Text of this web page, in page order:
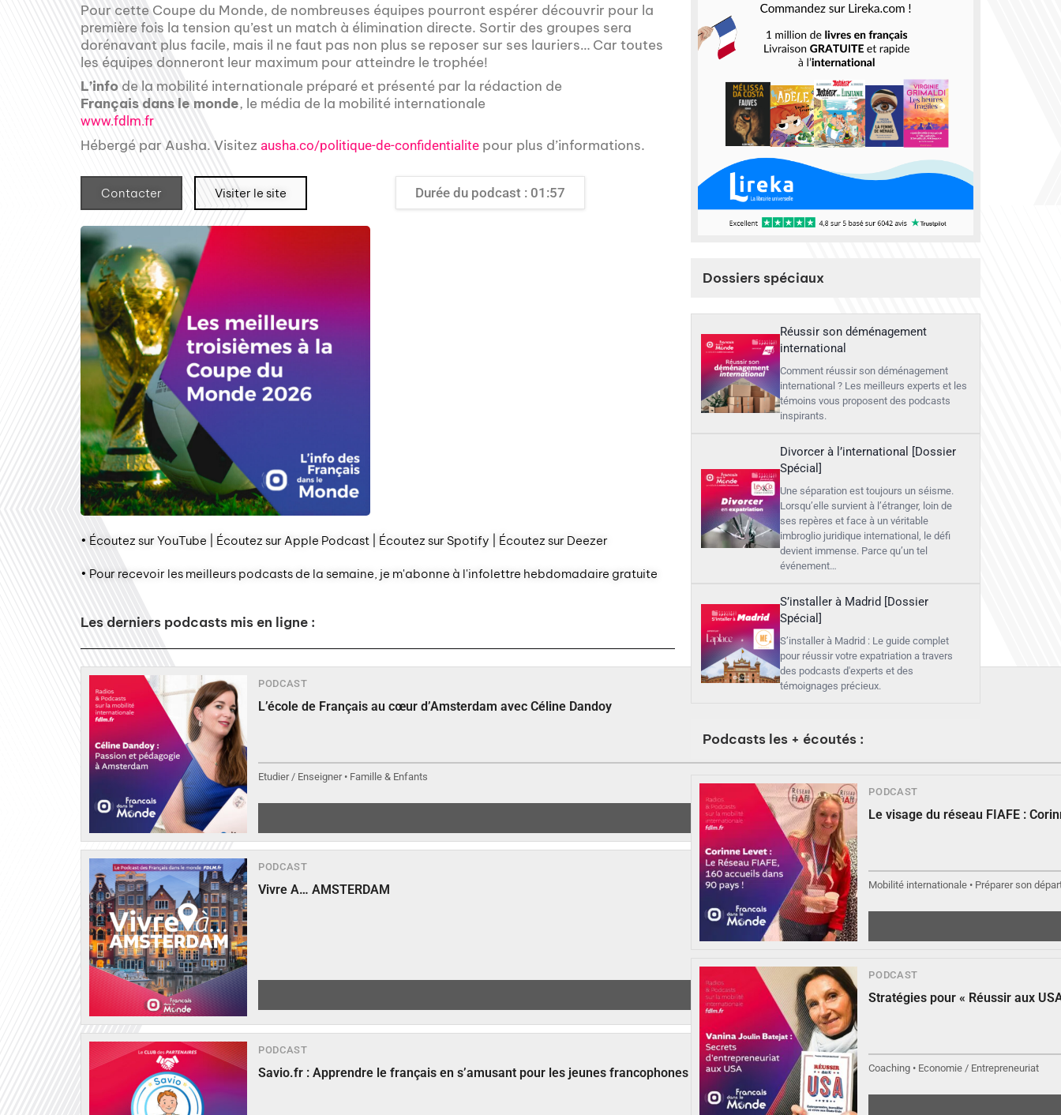
Pour cette Coupe du Monde, de nombreuses équipes pourront espérer découvrir pour la
première fois la tension qu’est un match à élimination directe. Sortir des groupes sera
dorénavant plus facile, mais il ne faut pas non plus se reposer sur ses lauriers… Car toutes
les équipes donneront leur maximum pour atteindre le trophée!
L’info de la mobilité internationale préparé et présenté par la rédaction de
Français dans le monde, le média de la mobilité internationale
www.fdlm.fr
Hébergé par Ausha. Visitez ausha.co/politique-de-confidentialite pour plus d’informations.
Contacter Visiter le site Durée du podcast : 01:57
• Écoutez sur YouTube | Écoutez sur Apple Podcast | Écoutez sur Spotify | Écoutez sur Deezer
• Pour recevoir les meilleurs podcasts de la semaine, je m'abonne à l'infolettre hebdomadaire gratuite
Les derniers podcasts mis en ligne :
PODCAST
L’école de Français au cœur d’Amsterdam avec Céline Dandoy
Etudier / Enseigner • Famille & Enfants
Écouter
PODCAST
Vivre A… AMSTERDAM
▶︎ Écouter
PODCAST
Savio.fr : Apprendre le français en s’amusant pour les jeunes francophones
Dossiers spéciaux
Réussir son déménagement
international
Comment réussir son déménagement
international ? Les meilleurs experts et les
témoins vous proposent des podcasts
inspirants.
Divorcer à l’international [Dossier
Spécial]
Une séparation est toujours un séisme.
Lorsqu’elle survient à l’étranger, loin de
ses repères et face à un véritable
imbroglio juridique international, le défi
devient immense. Parce qu’un tel
événement…
S’installer à Madrid [Dossier
Spécial]
S’installer à Madrid : Le guide complet
pour réussir votre expatriation a travers
des podcasts d'experts et des
témoignages précieux.
Podcasts les + écoutés :
PODCAST
Le visage du réseau FIAFE :
Mobilité internationale • Préparer son
PODCAST
Stratégies pour « Réussir aux
Coaching • Economie / Entrepreneuriat